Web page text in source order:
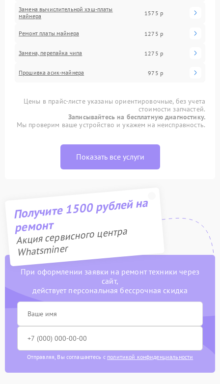
Замена вычислительной хэш-платы
майнера
1575 р
Ремонт платы майнера 1275 р
Замена, перепайка чипа 1275 р
Прошивка асик-майнера 975 р
Цены в прайс-листе указаны ориентировочные, без учета
стоимости запчастей.
Записывайтесь на бесплатную диагностику.
Мы проверим ваше устройство и укажем на неисправность.
Показать все услуги
Получите 1500 рублей на
ремонт
Акция сервисного центра
Whatsminer
При оформлении заявки на ремонт техники через
сайт,
действует персональная бессрочная скидка
Отправляя, Вы соглашаетесь с политикой конфиденциальности